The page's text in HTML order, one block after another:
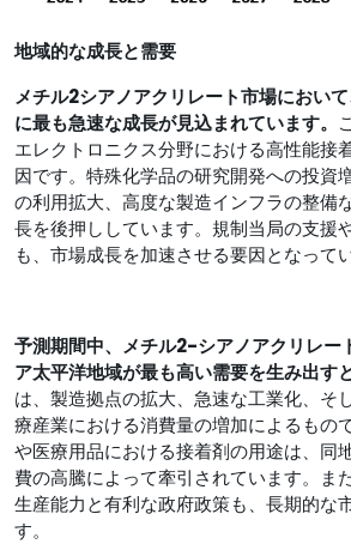
地域的な成長と需要
メチル2シアノアクリレート市場におい
に最も急速な成長が見込まれています。
エレクトロニクス分野における高性能接
因です。特殊化学品の研究開発への投資
の利用拡大、高度な製造インフラの整備
長を後押ししています。規制当局の支援
も、市場成長を加速させる要因となってい
予測期間中、メチル2-シアノアクリレー
ア太平洋地域が最も高い需要を生み出す
は、製造拠点の拡大、急速な工業化、そ
療産業における消費量の増加によるもの
や医療用品における接着剤の用途は、同
費の高騰によって牽引されています。ま
生産能力と有利な政府政策も、長期的な
す。